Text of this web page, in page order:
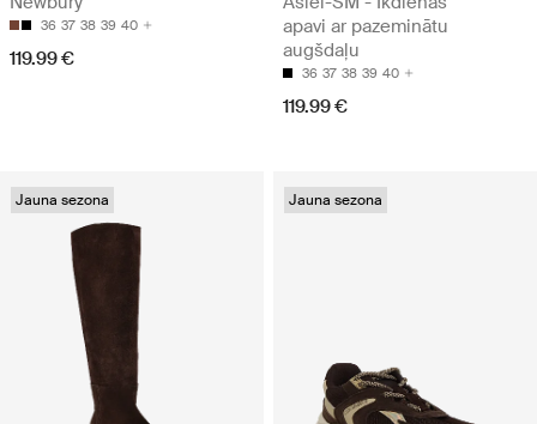
36 37 38 39 40
119.99 €
apavi ar pazeminātu
augšdaļu
36 37 38 39 40
119.99 €
Jauna sezona Jauna sezona